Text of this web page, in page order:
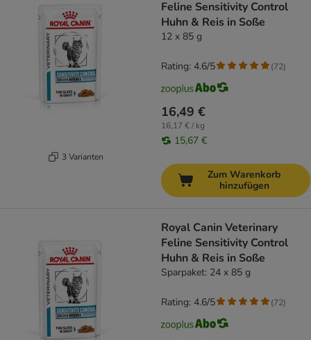
3 Varianten
Feline Sensitivity Control
Huhn & Reis in Soße
12 x 85 g
16,49 €
16,17 € / kg
15,67 €
Rating: 4.6/5 (72)
Zum Warenkorb
hinzufügen
Royal Canin Veterinary
Feline Sensitivity Control
Huhn & Reis in Soße
Sparpaket: 24 x 85 g
Rating: 4.6/5 (72)